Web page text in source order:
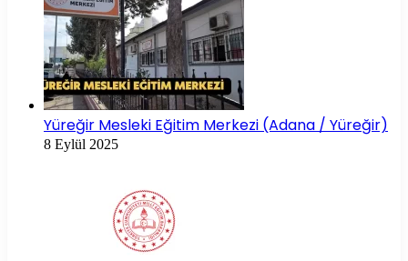
Yüreğir Mesleki Eğitim Merkezi (Adana / Yüreğir)
8 Eylül 2025